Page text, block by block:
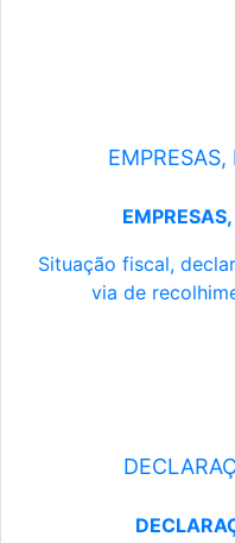
Situação fiscal,
via de